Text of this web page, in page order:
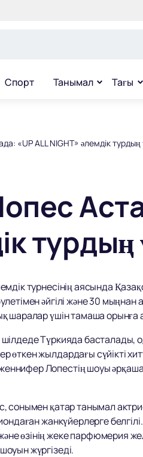
Спорт Танымал Тағы
«UP ALL NIGHT» әлемдік
турнесінің аясында
әйгілі және 30
шаралар үшін тамаша
Түркияда басталады,
жылдардағы сүйікті
Лопестің шоуы
қатар танымал
жанкүйерлерге
өзінің жеке парфюмерия
жүргізеді.